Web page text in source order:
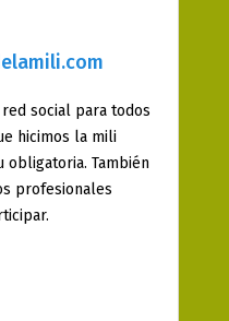
social para todos
hicimos la mili
obligatoria. También
profesionales